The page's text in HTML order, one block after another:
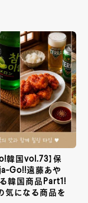
韓国vol.73】保
Go!!遠藤あや
韓国商品Part1!
気になる商品を